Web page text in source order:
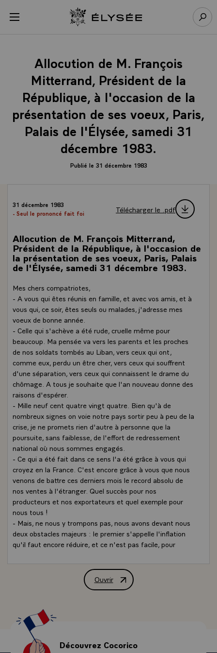
menu Retour à l’accueil Élysée
Allocution de M. François
Mitterrand, Président de la
République, à l'occasion de la
présentation de ses voeux, Paris,
Palais de l'Élysée, samedi 31
décembre 1983.
Publié le 31 décembre 1983
31 décembre 1983
- Seul le prononcé fait foi
Télécharger le .pdf
Allocution de M. François Mitterrand,
Président de la République, à l'occasion de
la présentation de ses voeux, Paris, Palais
de l'Élysée, samedi 31 décembre 1983.
Mes chers compatriotes,
- A vous qui êtes réunis en famille, et avec vos amis, et à
vous qui, ce soir, êtes seuls ou malades, j'adresse mes
voeux de bonne année.
- Celle qui s'achève a été rude, cruelle même pour
beaucoup. Ma pensée va vers les parents et les proches
de nos soldats tombés au Liban, vers ceux qui ont,
comme eux, perdu un être cher, vers ceux qui souffrent
d'une séparation, vers ceux qui connaissent le drame du
chômage. A tous je souhaite que l'an nouveau donne des
raisons d'espérer.
- Mille neuf cent quatre vingt quatre. Bien qu'à de
nombreux signes on voie notre pays sortir peu à peu de la
crise, je ne promets rien d'autre à personne que la
poursuite, sans faiblesse, de l'effort de redressement
national où nous sommes engagés.
- Ce qui a été fait dans ce sens l'a été grâce à vous qui
croyez en la France. C'est encore grâce à vous que nous
venons de battre ces derniers mois le record absolu de
nos ventes à l'étranger. Quel succès pour nos
producteurs et nos exportateurs et quel exemple pour
nous tous !
- Mais, ne nous y trompons pas, nous avons devant nous
deux obstacles majeurs : le premier s'appelle l'inflation
qu'il faut encore réduire, et ce n'est pas facile, pour
industriel qu'il faut adapter au changement prodigieux et
accéléré des techniques en formant femmes et hommes
- Et comme l'Etat entend réaliser en 1985 le nécessaire
allègement des impôts et des charges, c'est ainsi et pas
autrement que nous relancerons l'activité économique,
que nous créerons des emplois durables, que nous
revaloriserons le pouvoir d'achat des salaires et que nous
Ouvrir
Allocution de M. François Mitterrand,
Découvrez Cocorico
Panneau de gestion des cookies